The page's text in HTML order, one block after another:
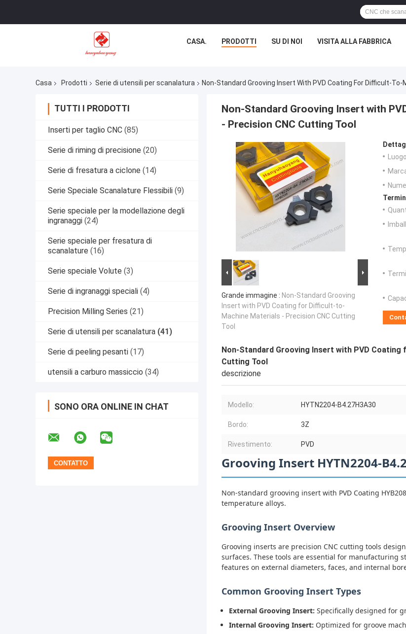
CASA. PRODOTTI SU DI NOI VISITA ALLA FABBRICA
Casa Prodotti Serie di utensili per scanalatura Non-Standard Grooving Insert With PVD Coating For Difficult-
TUTTI I PRODOTTI
Inserti per taglio CNC (85)
Serie di riming di precisione (20)
Serie di fresatura a ciclone (14)
Serie Speciale Scanalature Flessibili (9)
Serie speciale per la modellazione degli
ingranaggi (24)
Serie speciale per fresatura di
scanalature (16)
Serie speciale Volute (3)
Serie di ingranaggi speciali (4)
Precision Milling Series (21)
Serie di utensili per scanalatura (41)
Serie di peeling pesanti (17)
utensili a carburo massiccio (34)
SONO ORA ONLINE IN CHAT
Non-Standard Grooving Insert with
- Precision CNC Cutting Tool
Grande immagine : Non-Standard Grooving
Insert with PVD Coating for Difficult-to-
Machine Materials - Precision CNC Cutting
Tool
Non-Standard Grooving Insert with PVD
Cutting Tool
descrizione
Modello: HYTN2204-B4.27H3A30
Bordo: 3Z
Rivestimento: PVD
Grooving Insert HYTN2204-
Non-standard grooving insert with PVD Coating
temperature alloys.
Grooving Insert Overview
Grooving inserts are precision CNC cutting tools
surfaces. These tools are essential for manufacturing
features on external diameters, faces, and internal
Common Grooving Insert Types
External Grooving Insert: Specifically designed for
Internal Grooving Insert: Optimized for groove